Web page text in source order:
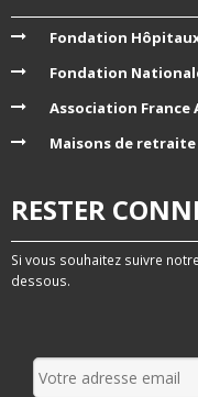
Fondation
Fondation
Association France
Maisons de retraite
RESTER
Si vous souhaitez suivre
dessous.